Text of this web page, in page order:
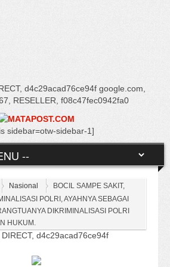
d4c29acad76ce94f google.com,
RESELLER, f08c47fec0942fa0
sidebar=otw-sidebar-1]
Nasional
BOCIL SAMPE SAKIT,
POLRI, AYAHNYA SEBAGAI
DIKRIMINALISASI POLRI
HUKUM.
d4c29acad76ce94f